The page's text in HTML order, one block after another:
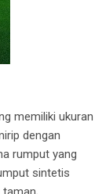
memiliki ukuran
dengan
rumput yang
sintetis